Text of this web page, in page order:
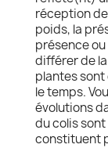
réception
poids, la
présence
différer de
plantes sont
le temps.
évolutions
du colis
constituent